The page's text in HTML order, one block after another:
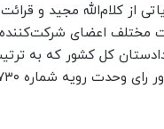
از کلام‌الله مجید و
مختلف اعضای
کل کشور که به